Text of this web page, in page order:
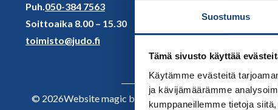
Suostumus
Tämä sivusto käyttää
Käytämme evästeitä
ja kävijämäärämme
kumppaneillemme tietoja
Puh.050-384 7563
Soittoaika 8.00 – 15.30
toimisto@judo.fi
© 2026Website magic by